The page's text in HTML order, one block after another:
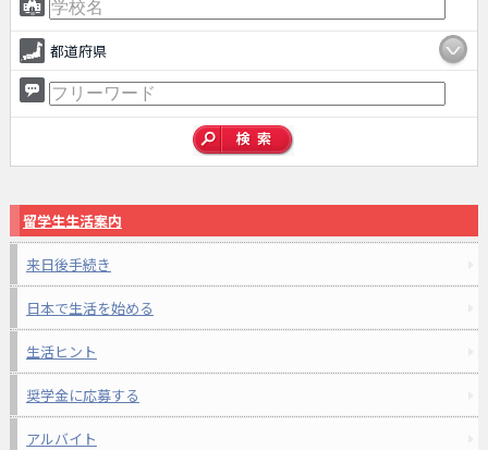
都道府県
留学生生活案内
来日後手続き
日本で生活を始める
生活ヒント
奨学金に応募する
アルバイト